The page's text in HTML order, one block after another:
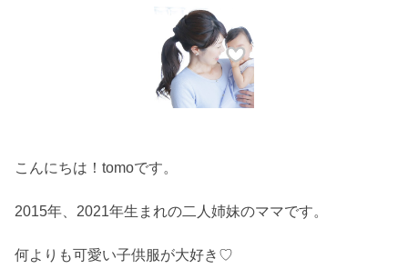
こんにちは！tomoです。
2015年、2021年生まれの二人姉妹のママです。
何よりも可愛い子供服が大好き♡